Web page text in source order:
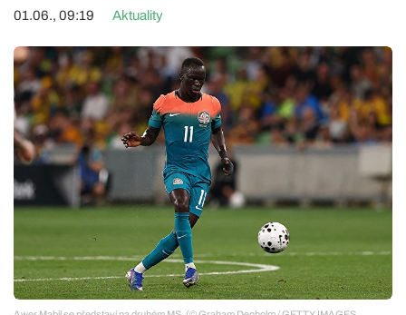
01.06., 09:19 Aktuality